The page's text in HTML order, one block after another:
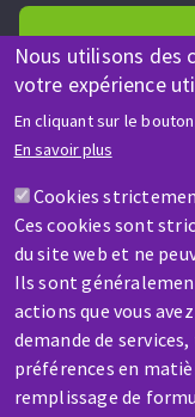
Nous utilisons des
votre expérience
En cliquant sur le
En savoir plus
Cookies
Ces cookies sont
du site web et ne
Ils sont
actions que vous
demande de
préférences en
remplissage de
Une